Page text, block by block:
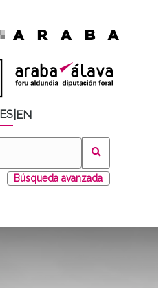
ES EN
Búsqueda avanzada